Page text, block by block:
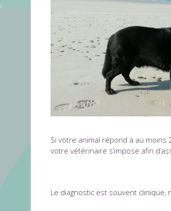
Si votre animal répond à au
votre vétérinaire s’impose afin
Le diagnostic est souvent clinique,